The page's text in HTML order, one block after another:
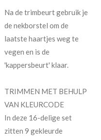
Na de trimbeurt gebruik je
de nekborstel om de
laatste haartjes weg te
vegen en is de
'kappersbeurt' klaar.
TRIMMEN MET BEHULP
VAN KLEURCODE
In deze 16-delige set
zitten 9 gekleurde